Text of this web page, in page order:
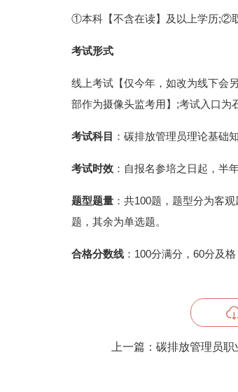
①本科【不含在读】及以上学历;②
考试形式
线上考试【仅今年，如改为线下会
部作为摄像头监考用】;考试入口为
考试科目 ：碳排放管理员理论基础
考试时效 ：自报名参培之日起，半
题型题量 ：共100题，题型分为客
题，其余为单选题。
合格分数线 ：100分满分，60分及格
上一篇： 碳排放管理员职